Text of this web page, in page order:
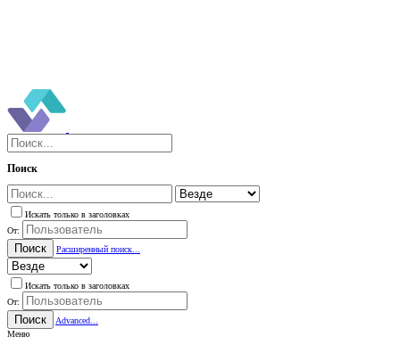
Поиск
Искать только в заголовках
От:
Поиск Расширенный поиск...
Искать только в заголовках
От:
Поиск
Advanced...
Меню